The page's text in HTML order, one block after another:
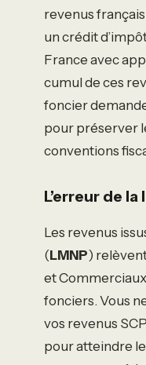
revenus
un crédit
France avec
cumul de ces
foncier
pour préserver
conventions
L’erreur de
Les revenus
(LMNP)
et
fonciers. Vous
vos revenus
pour atteindre